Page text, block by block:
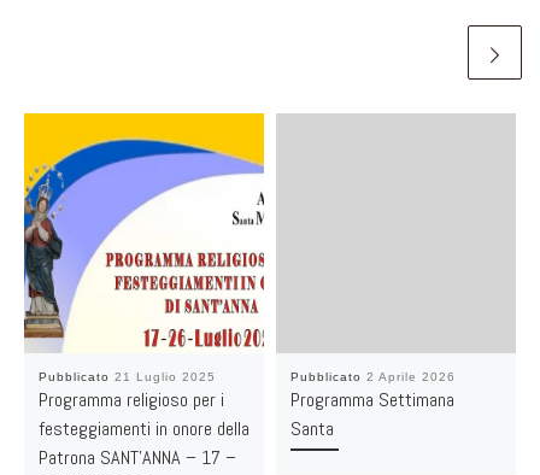
Pubblicato 21 Luglio 2025
Programma religioso per i
festeggiamenti in onore della
Patrona SANT’ANNA – 17 –
Pubblicato 2 Aprile 2026
Programma Settimana
Santa